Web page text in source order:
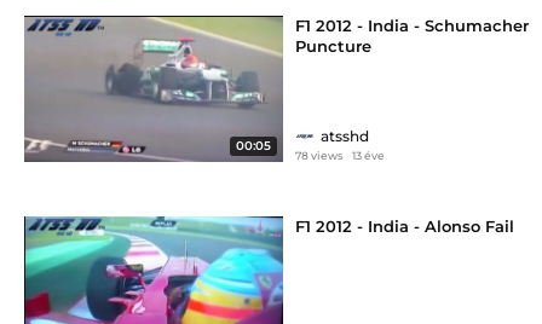
00:05
F1 2012 - India - Schumacher
Puncture
atsshd
78 views 13 éve
F1 2012 - India - Alonso Fail